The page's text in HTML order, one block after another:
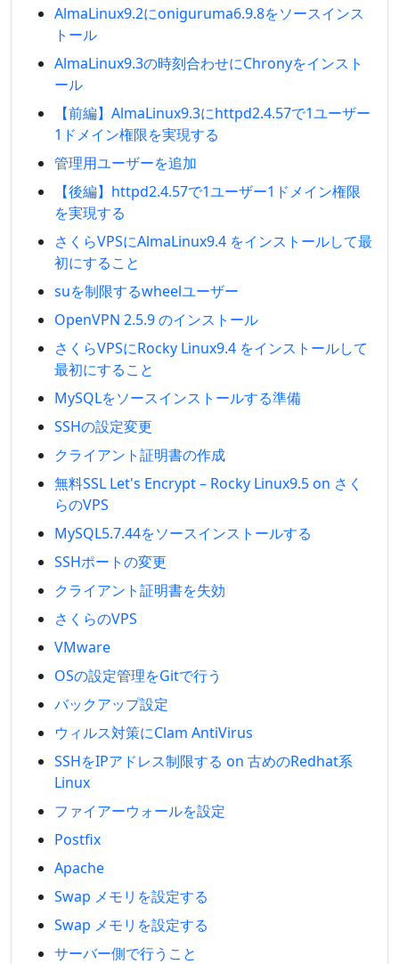
AlmaLinux9.2にoniguruma6.9.8をソースインス
トール
AlmaLinux9.3の時刻合わせにChronyをインスト
ール
【前編】AlmaLinux9.3にhttpd2.4.57で1ユーザー
1ドメイン権限を実現する
管理用ユーザーを追加
【後編】httpd2.4.57で1ユーザー1ドメイン権限
を実現する
さくらVPSにAlmaLinux9.4 をインストールして最
初にすること
suを制限するwheelユーザー
OpenVPN 2.5.9 のインストール
さくらVPSにRocky Linux9.4 をインストールして
最初にすること
MySQLをソースインストールする準備
SSHの設定変更
クライアント証明書の作成
無料SSL Let's Encrypt – Rocky Linux9.5 on さく
らのVPS
MySQL5.7.44をソースインストールする
SSHポートの変更
クライアント証明書を失効
さくらのVPS
VMware
OSの設定管理をGitで行う
バックアップ設定
ウィルス対策にClam AntiVirus
SSHをIPアドレス制限する on 古めのRedhat系
Linux
ファイアーウォールを設定
Postfix
Apache
Swap メモリを設定する
Swap メモリを設定する
サーバー側で行うこと